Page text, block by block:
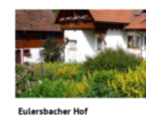
Eulersbacher Hof